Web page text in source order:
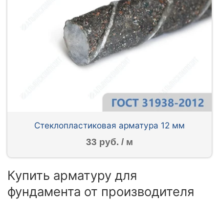
Стеклопластиковая арматура 12 мм
33 руб. / м
Купить арматуру для
фундамента от производителя